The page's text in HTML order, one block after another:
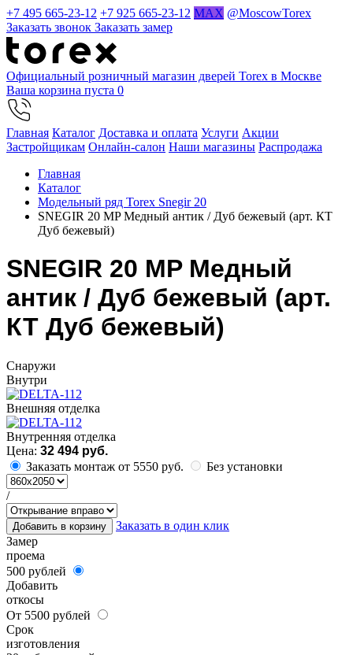
+7 495 665-23-12 +7 925 665-23-12 MAX @MoscowTorex
Заказать звонок Заказать замер
Официальный розничный магазин дверей Torex в Москве
Ваша корзина пуста 0
Главная Каталог Доставка и оплата Услуги Акции
Застройщикам Онлайн-салон Наши магазины Распродажа
Главная
Каталог
Модельный ряд Torex Snegir 20
SNEGIR 20 MP Медный антик / Дуб бежевый (арт. КТ
Дуб бежевый)
SNEGIR 20 MP Медный
антик / Дуб бежевый (арт.
КТ Дуб бежевый)
Cнаружи
Внутри
Внешняя отделка
Внутренняя отделка
Цена: 32 494 руб.
Заказать монтаж от 5550 руб.
Без установки
/
Добавить в корзину
Заказать в один клик
Замер
проема
500 рублей
Добавить
откосы
От 5500 рублей
Срок
изготовления